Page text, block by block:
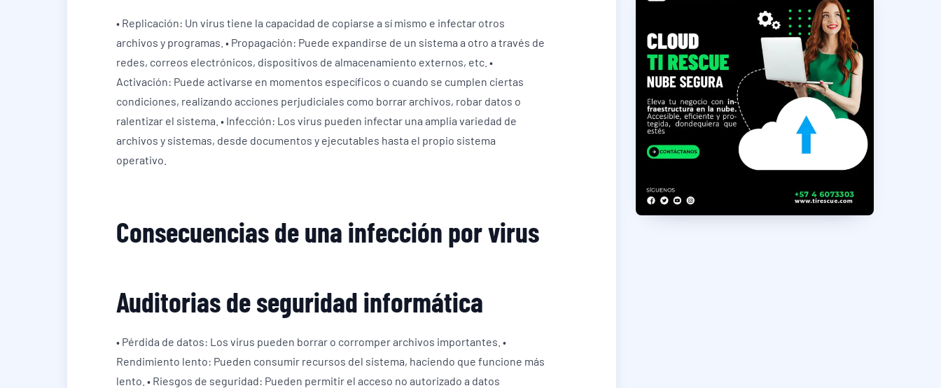
• Replicación: Un virus tiene la capacidad de copiarse a sí mismo e infectar otros
archivos y programas. • Propagación: Puede expandirse de un sistema a otro a través de
redes, correos electrónicos, dispositivos de almacenamiento externos, etc. •
Activación: Puede activarse en momentos específicos o cuando se cumplen ciertas
condiciones, realizando acciones perjudiciales como borrar archivos, robar datos o
ralentizar el sistema. • Infección: Los virus pueden infectar una amplia variedad de
archivos y sistemas, desde documentos y ejecutables hasta el propio sistema
operativo.
Consecuencias de una infección por virus
Auditorias de seguridad informática
• Pérdida de datos: Los virus pueden borrar o corromper archivos importantes. •
Rendimiento lento: Pueden consumir recursos del sistema, haciendo que funcione más
lento. • Riesgos de seguridad: Pueden permitir el acceso no autorizado a datos